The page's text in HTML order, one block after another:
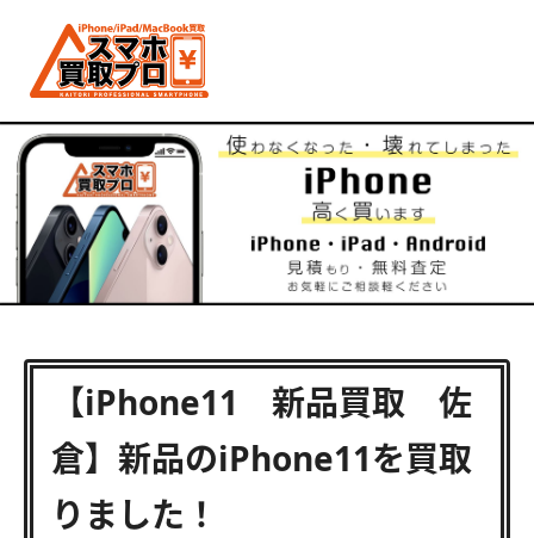
【iPhone11 新品買取 佐
倉】新品のiPhone11を買取
りました！